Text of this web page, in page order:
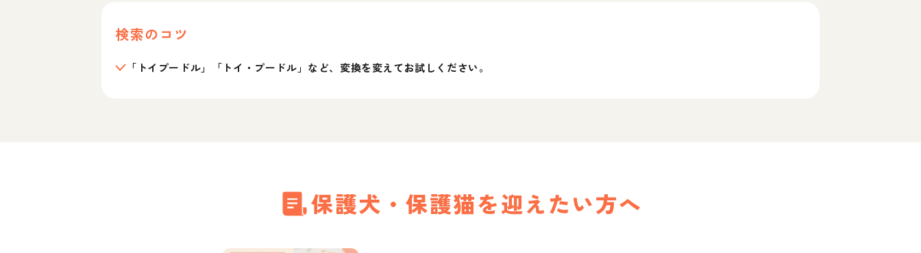
検索のコツ
「トイプードル」「トイ・プードル」など、変換を変えてお試しください。
保護犬・保護猫を迎えたい方へ